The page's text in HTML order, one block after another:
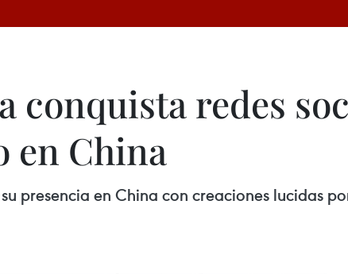
conquista redes
en China
presencia en China con creaciones lucidas